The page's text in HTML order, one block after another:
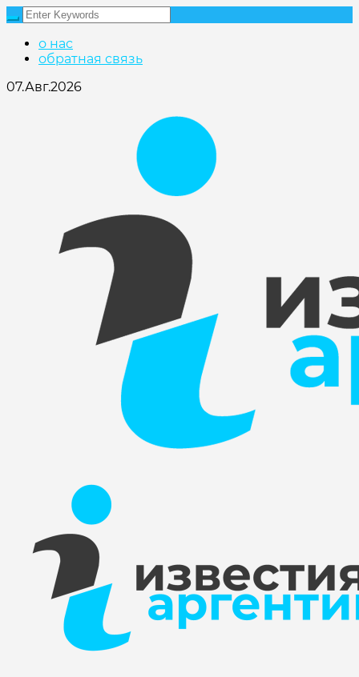
о нас
обратная связь
07.Авг.2026